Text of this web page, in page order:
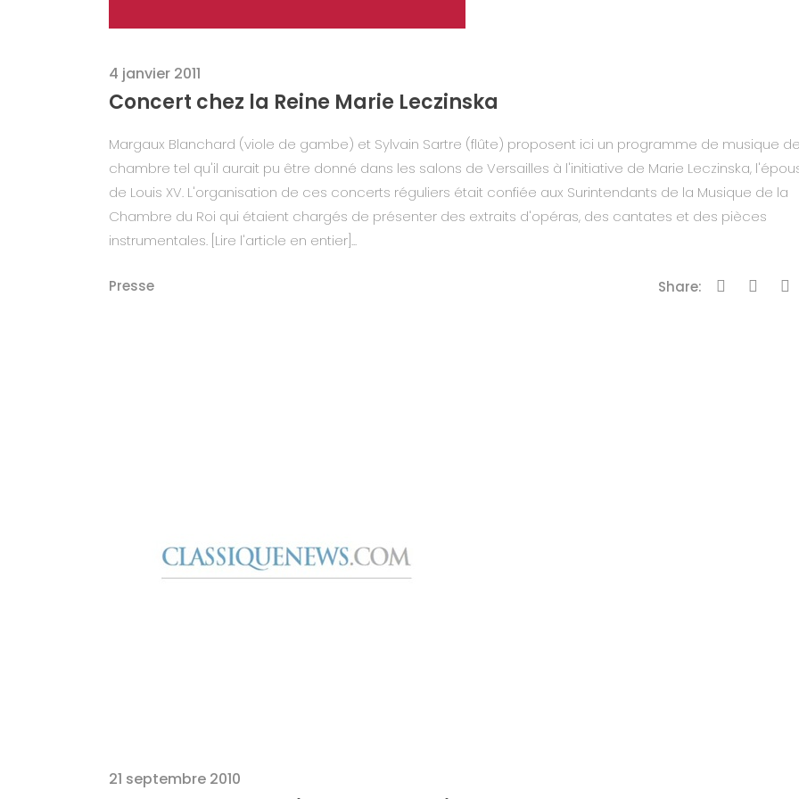
4 janvier 2011
Concert chez la Reine Marie Leczinska
Margaux Blanchard (viole de gambe) et Sylvain Sartre (flûte) proposent ici un programme de musique
chambre tel qu'il aurait pu être donné dans les salons de Versailles à l'initiative de Marie Leczinska,
de Louis XV. L'organisation de ces concerts réguliers était confiée aux Surintendants de la Musique de la
Chambre du Roi qui étaient chargés de présenter des extraits d'opéras, des cantates et des pièces
instrumentales. [Lire l'article en entier]...
Presse Share:
21 septembre 2010